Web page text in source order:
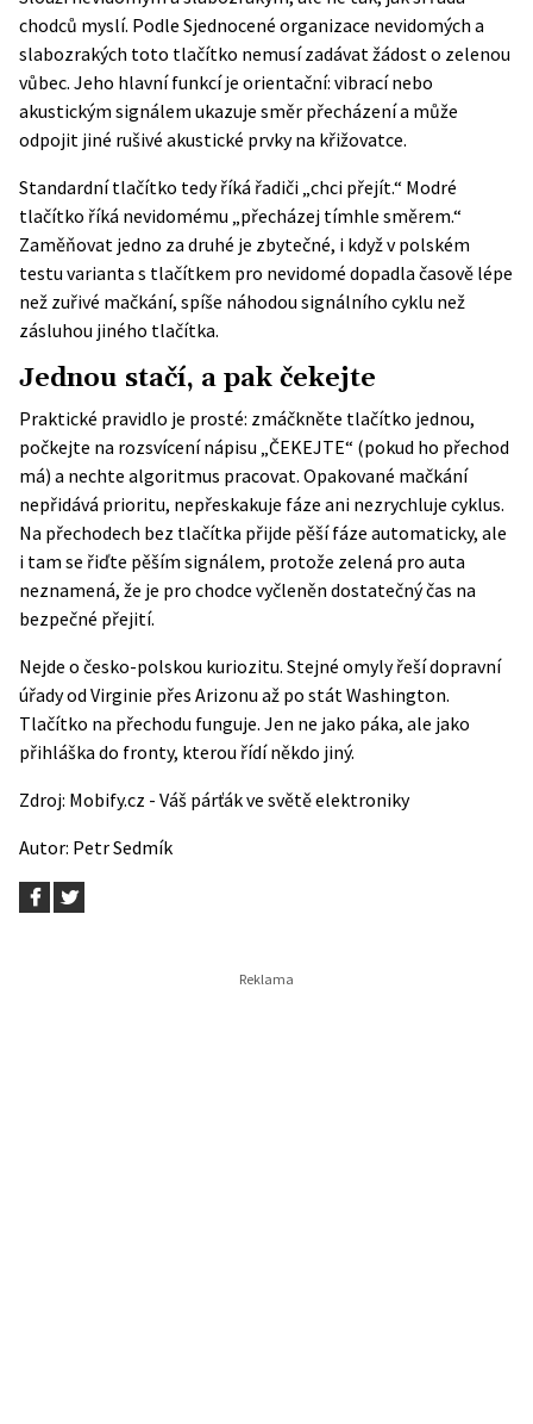
chodců myslí. Podle Sjednocené organizace nevidomých a
slabozrakých toto tlačítko nemusí zadávat žádost o zelenou
vůbec. Jeho hlavní funkcí je orientační: vibrací nebo
akustickým signálem ukazuje směr přecházení a může
odpojit jiné rušivé akustické prvky na křižovatce.
Standardní tlačítko tedy říká řadiči „chci přejít.“ Modré
tlačítko říká nevidomému „přecházej tímhle směrem.“
Zaměňovat jedno za druhé je zbytečné, i když v polském
testu varianta s tlačítkem pro nevidomé dopadla časově lépe
než zuřivé mačkání, spíše náhodou signálního cyklu než
zásluhou jiného tlačítka.
Jednou stačí, a pak čekejte
Praktické pravidlo je prosté: zmáčkněte tlačítko jednou,
počkejte na rozsvícení nápisu „ČEKEJTE“ (pokud ho přechod
má) a nechte algoritmus pracovat. Opakované mačkání
nepřidává prioritu, nepřeskakuje fáze ani nezrychluje cyklus.
Na přechodech bez tlačítka přijde pěší fáze automaticky, ale
i tam se řiďte pěším signálem, protože zelená pro auta
neznamená, že je pro chodce vyčleněn dostatečný čas na
bezpečné přejití.
Nejde o česko-polskou kuriozitu. Stejné omyly řeší dopravní
úřady od Virginie přes Arizonu až po stát Washington.
Tlačítko na přechodu funguje. Jen ne jako páka, ale jako
přihláška do fronty, kterou řídí někdo jiný.
Zdroj: Mobify.cz - Váš párťák ve světě elektroniky
Autor: Petr Sedmík